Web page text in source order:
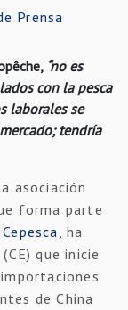
Prensa
“no es
con la pesca
laborales se
tendría
asociación
forma parte
Cepesca , ha
que inicie
de China